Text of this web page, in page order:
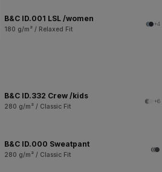
B&C ID.001 LSL /women
180 g/m² / Relaxed Fit
+4
B&C ID.332 Crew /kids
280 g/m² / Classic Fit
+6
B&C ID.000 Sweatpant
280 g/m² / Classic Fit